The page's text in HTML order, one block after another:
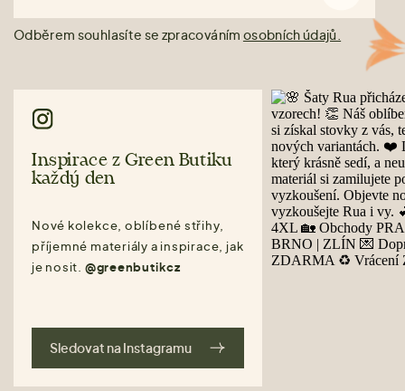
Odběrem souhlasíte se zpracováním osobních údajů.
Inspirace z Green Butiku
každý den
Nové kolekce, oblíbené střihy,
příjemné materiály a inspirace, jak
je nosit. @greenbutikcz
Sledovat na Instagramu